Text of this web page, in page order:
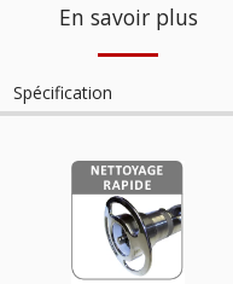
En savoir plus
Spécification